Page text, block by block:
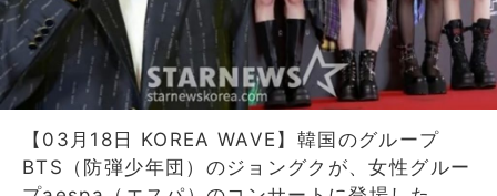
【03月18日 KOREA WAVE】韓国のグループ
BTS（防弾少年団）のジョングクが、女性グルー